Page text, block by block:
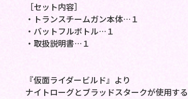
［セット内容］
・トランスチームガン本体…１
・バットフルボトル…１
・取扱説明書…１
『仮面ライダービルド』より
ナイトローグとブラッドスタークが使用す